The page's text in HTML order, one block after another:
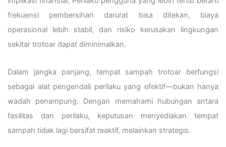
frekuensi pembersihan darurat bisa ditekan, biaya
operasional lebih stabil, dan risiko kerusakan lingkungan
sekitar trotoar dapat diminimalkan.
Dalam jangka panjang, tempat sampah trotoar berfungsi
sebagai alat pengendali perilaku yang efektif—bukan hanya
wadah penampung. Dengan memahami hubungan antara
fasilitas dan perilaku, keputusan menyediakan tempat
sampah tidak lagi bersifat reaktif, melainkan strategis.